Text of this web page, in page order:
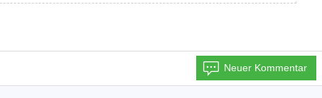
Neuer Kommentar